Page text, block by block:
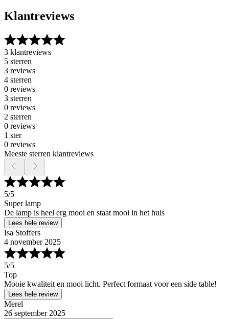
Klantreviews
3 klantreviews
5 sterren
3 reviews
4 sterren
0 reviews
3 sterren
0 reviews
2 sterren
0 reviews
1 ster
0 reviews
Meeste sterren klantreviews
5/5
Super lamp
De lamp is heel erg mooi en staat mooi in het huis
Lees hele review
Isa Stoffers
4 november 2025
5/5
Top
Mooie kwaliteit en mooi licht. Perfect formaat voor een side table!
Lees hele review
Merel
26 september 2025